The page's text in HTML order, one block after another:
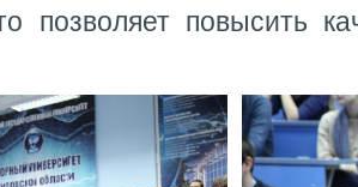
позволяет повысить